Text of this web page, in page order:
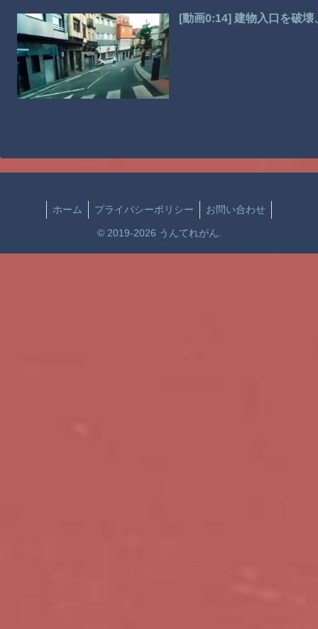
[動画0:14] 建物入口を破壊
ホーム プライバシーポリシー お問い合わせ
© 2019-2026 うんてれがん.